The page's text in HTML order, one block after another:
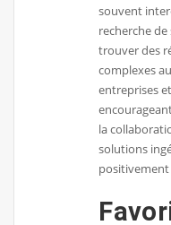
souvent
recherche
trouver des
complexes
entreprises
la
solutions